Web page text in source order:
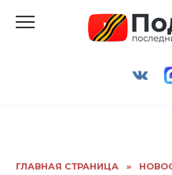
ГЛАВНАЯ СТРАНИЦА »